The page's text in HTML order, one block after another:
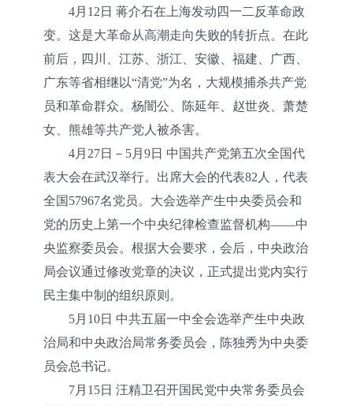
4月12日 蒋介石在上海发动四一二反革命政
变。这是大革命从高潮走向失败的转折点。在此
前后，四川、江苏、浙江、安徽、福建、广西、
广东等省相继以“清党”为名，大规模捕杀共产党
员和革命群众。杨闇公、陈延年、赵世炎、萧楚
女、熊雄等共产党人被杀害。
4月27日－5月9日 中国共产党第五次全国代
表大会在武汉举行。出席大会的代表82人，代表
全国57967名党员。大会选举产生中央委员会和
党的历史上第一个中央纪律检查监督机构——中
央监察委员会。根据大会要求，会后，中央政治
局会议通过修改党章的决议，正式提出党内实行
民主集中制的组织原则。
5月10日 中共五届一中全会选举产生中央政
治局和中央政治局常务委员会，陈独秀为中央委
员会总书记。
7月15日 汪精卫召开国民党中央常务委员会